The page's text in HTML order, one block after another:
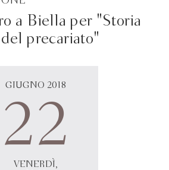
a Biella per "Storia
precariato"
GIUGNO 2018
22
VENERDÌ,